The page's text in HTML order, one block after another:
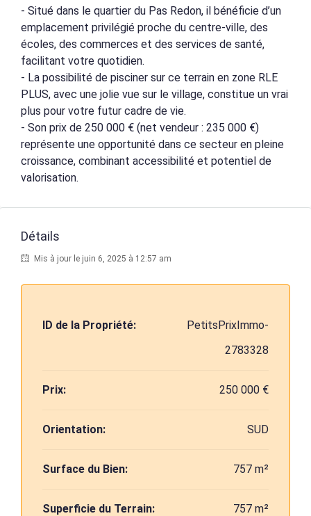
- Situé dans le quartier du Pas Redon, il bénéficie d’un
emplacement privilégié proche du centre-ville, des
écoles, des commerces et des services de santé,
facilitant votre quotidien.
- La possibilité de pisciner sur ce terrain en zone RLE
PLUS, avec une jolie vue sur le village, constitue un vrai
plus pour votre futur cadre de vie.
- Son prix de 250 000 € (net vendeur : 235 000 €)
représente une opportunité dans ce secteur en pleine
croissance, combinant accessibilité et potentiel de
valorisation.
Détails
Mis à jour le juin 6, 2025 à 12:57 am
ID de la Propriété:
PetitsPrixImmo-
2783328
Prix: 250 000 €
Orientation: SUD
Surface du Bien: 757 m²
Superficie du Terrain: 757 m²